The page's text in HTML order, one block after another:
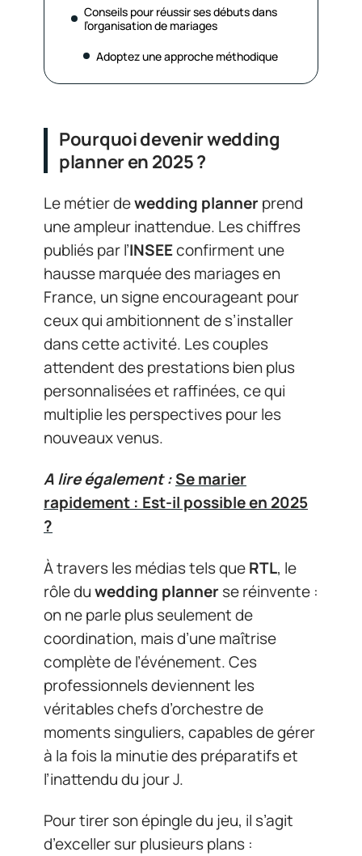
Conseils pour réussir ses débuts dans
l’organisation de mariages
Adoptez une approche méthodique
Pourquoi devenir wedding
planner en 2025 ?
Le métier dewedding plannerprend
une ampleur inattendue. Les chiffres
publiés par l’INSEEconfirment une
hausse marquée des mariages en
France, un signe encourageant pour
ceux qui ambitionnent de s’installer
dans cette activité. Les couples
attendent des prestations bien plus
personnalisées et raffinées, ce qui
multiplie les perspectives pour les
nouveaux venus.
A lire également :Se marier
rapidement : Est-il possible en 2025
?
À travers les médias tels queRTL, le
rôle duwedding plannerse réinvente :
on ne parle plus seulement de
coordination, mais d’une maîtrise
complète de l’événement. Ces
professionnels deviennent les
véritables chefs d’orchestre de
moments singuliers, capables de gérer
à la fois la minutie des préparatifs et
l’inattendu du jour J.
Pour tirer son épingle du jeu, il s’agit
d’exceller sur plusieurs plans :